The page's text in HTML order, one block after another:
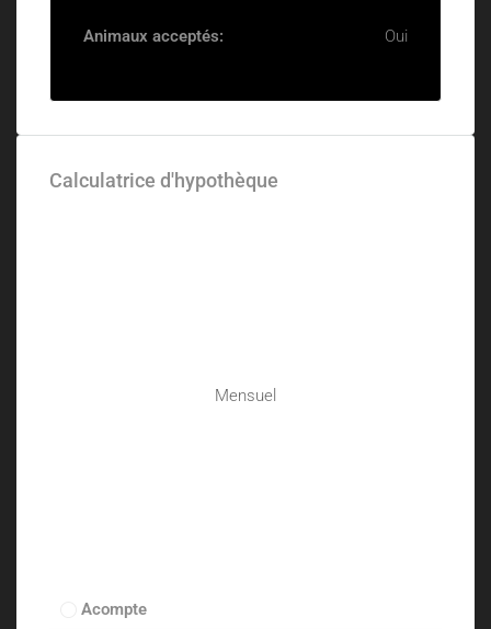
Animaux acceptés: Oui
Calculatrice d'hypothèque
Mensuel
Acompte